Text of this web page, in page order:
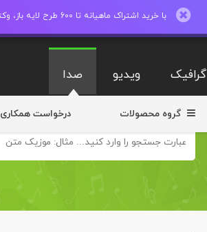
با خرید اشتراک ماهیانه تا 600 طرح لایه باز، وکتور، عکس، فایل های ویدیو وصدا دانلود کنید.
گرافیک ویدیو صدا
گروه محصولات درخواست همکاری